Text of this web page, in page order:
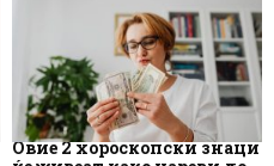
Овие 2 хороскопски знаци